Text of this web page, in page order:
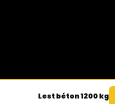
Lest béton 1200 kg
vos Options
vos paramètres de